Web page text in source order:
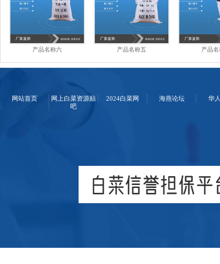
产品名称六 产品名称五 产品
网站首页
网上白菜资源贴
吧
2024白菜网 海燕论坛 华